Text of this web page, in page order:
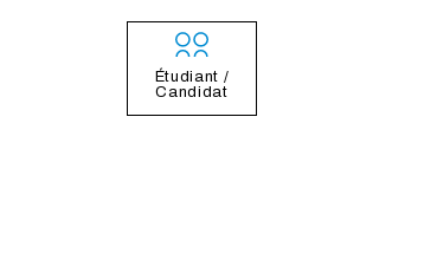
Étudiant /
Candidat